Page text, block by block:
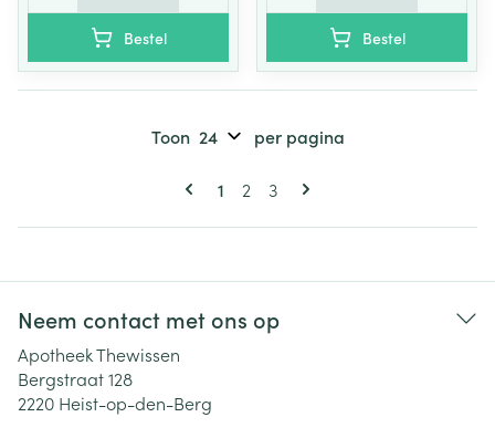
Bestel Bestel
Pagina's
U lees momenteel pagina
1 Pagina
2 Pagina
3
Toon per pagina
Neem contact met ons op
Apotheek Thewissen
Bergstraat 128
2220 Heist-op-den-Berg